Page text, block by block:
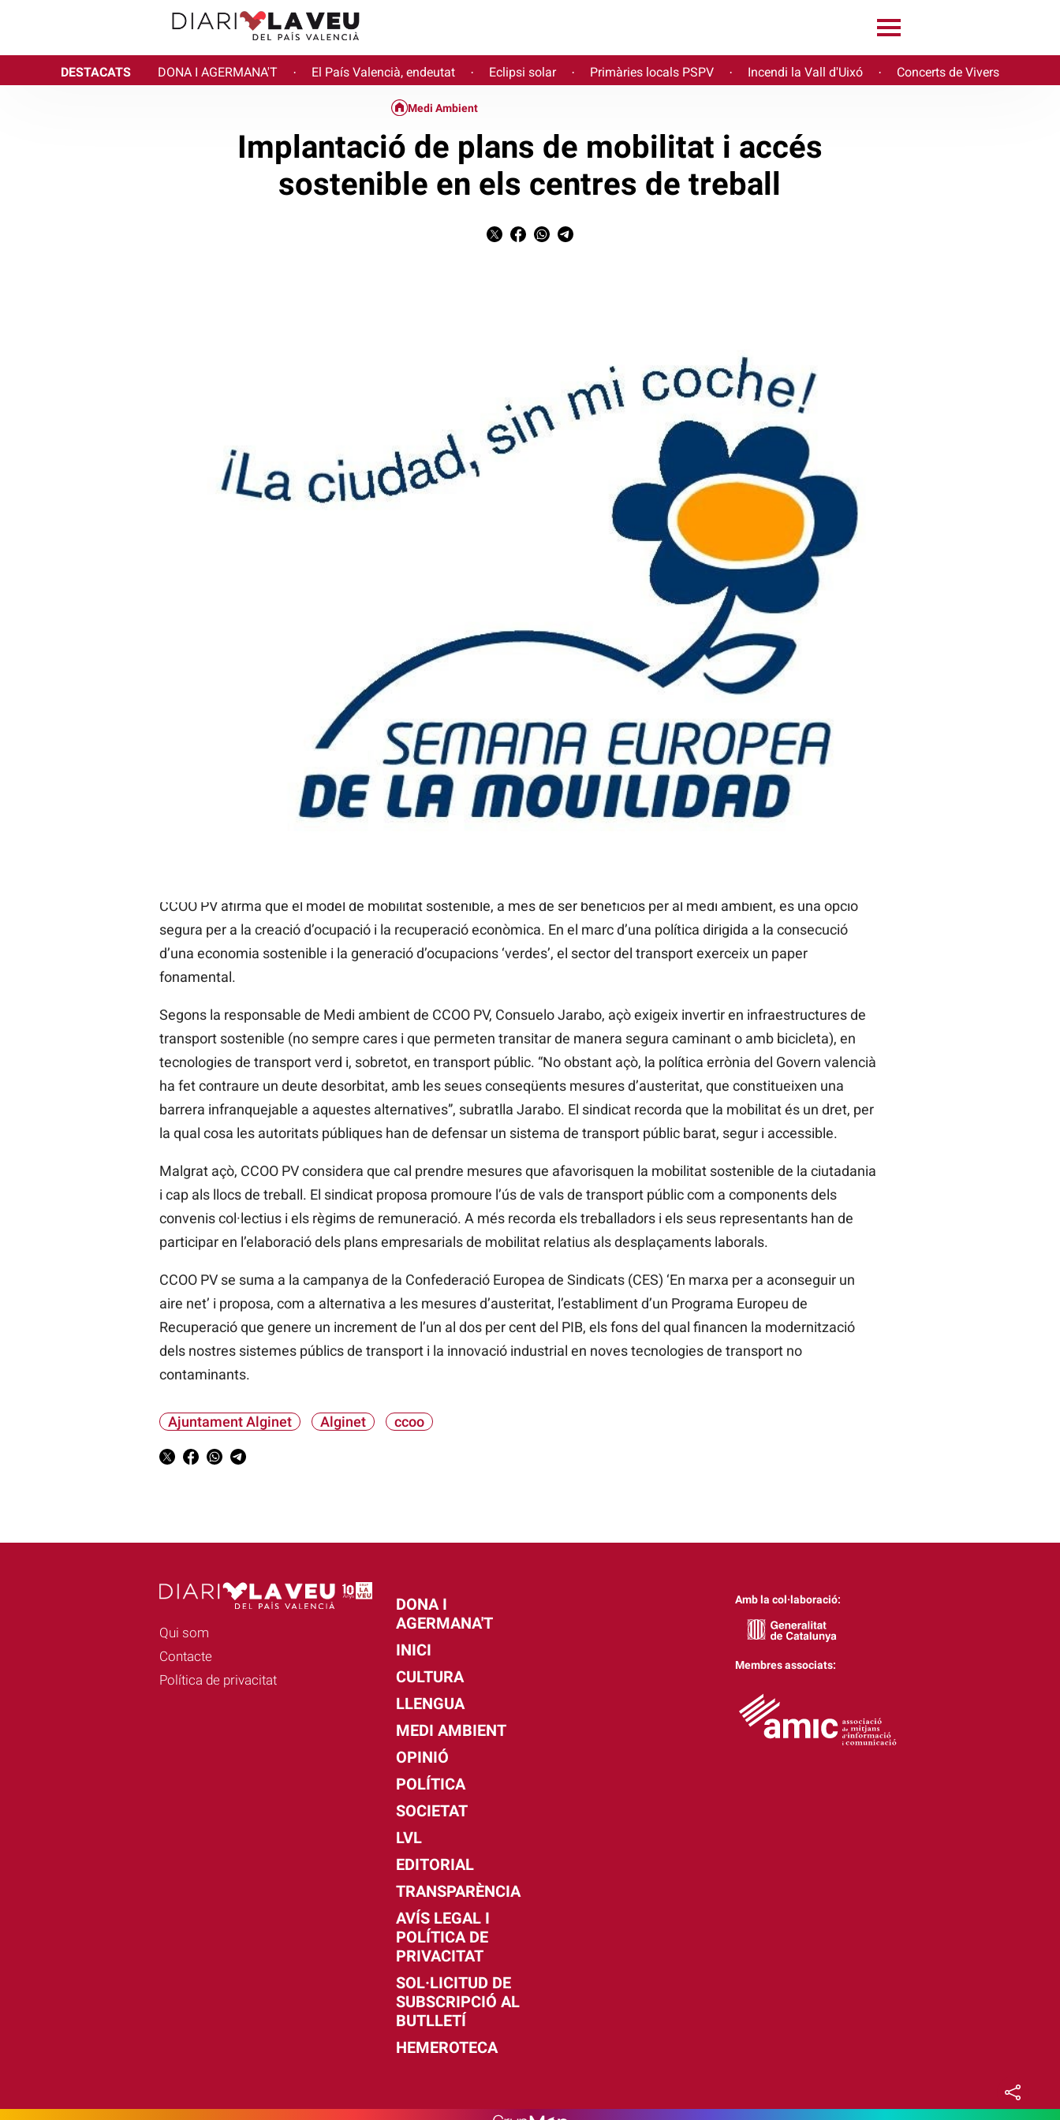
DESTACATS DONA I AGERMANA'T · El País Valencià, endeutat · Eclipsi solar · Primàries locals PSPV · Incendi la Vall d'Uixó · Concerts de Vivers
Medi Ambient
Implantació de plans de mobilitat i accés
sostenible en els centres de treball
CCOO PV afirma que el model de mobilitat sostenible, a més de ser beneficiós per al medi ambient, és una opció
segura per a la creació d’ocupació i la recuperació econòmica. En el marc d’una política dirigida a la consecució
d’una economia sostenible i la generació d’ocupacions ‘verdes’, el sector del transport exerceix un paper
fonamental.
Segons la responsable de Medi ambient de CCOO PV, Consuelo Jarabo, açò exigeix invertir en infraestructures de
transport sostenible (no sempre cares i que permeten transitar de manera segura caminant o amb bicicleta), en
tecnologies de transport verd i, sobretot, en transport públic. “No obstant açò, la política errònia del Govern valencià
ha fet contraure un deute desorbitat, amb les seues conseqüents mesures d’austeritat, que constitueixen una
barrera infranquejable a aquestes alternatives”, subratlla Jarabo. El sindicat recorda que la mobilitat és un dret, per
la qual cosa les autoritats públiques han de defensar un sistema de transport públic barat, segur i accessible.
Malgrat açò, CCOO PV considera que cal prendre mesures que afavorisquen la mobilitat sostenible de la ciutadania
i cap als llocs de treball. El sindicat proposa promoure l’ús de vals de transport públic com a components dels
convenis col·lectius i els règims de remuneració. A més recorda els treballadors i els seus representants han de
participar en l’elaboració dels plans empresarials de mobilitat relatius als desplaçaments laborals.
CCOO PV se suma a la campanya de la Confederació Europea de Sindicats (CES) ‘En marxa per a aconseguir un
aire net’ i proposa, com a alternativa a les mesures d’austeritat, l’establiment d’un Programa Europeu de
Recuperació que genere un increment de l’un al dos per cent del PIB, els fons del qual financen la modernització
dels nostres sistemes públics de transport i la innovació industrial en noves tecnologies de transport no
contaminants.
Ajuntament Alginet Alginet ccoo
Qui som
Contacte
Política de privacitat
DONA I
AGERMANA'T
INICI
CULTURA
LLENGUA
MEDI AMBIENT
OPINIÓ
POLÍTICA
SOCIETAT
LVL
EDITORIAL
TRANSPARÈNCIA
AVÍS LEGAL I
POLÍTICA DE
PRIVACITAT
SOL·LICITUD DE
SUBSCRIPCIÓ AL
BUTLLETÍ
HEMEROTECA
Amb la col·laboració:
Membres associats: